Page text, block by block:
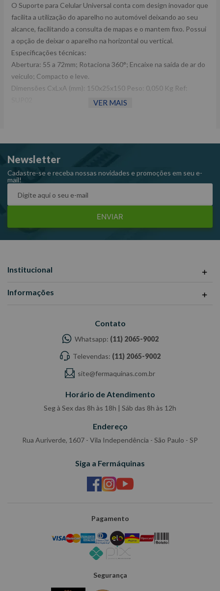
O Suporte para Celular Universal conta com design inovador que
facilita a utilização do aparelho no automóvel deixando ao seu
alcance, facilitando a consulta de mapas e o mantem fixo. Possui
a opção de deixar o aparelho na horizontal ou vertical.
Especificações técnicas:
Abertura: 55 a 72mm; Rotaciona 360°; Encaixe na saída de ar do
veiculo; Compacto e leve.
Dimensões CxLxA (mm): 150x25x150 Peso: 0,050 Kg Ref:
VER MAIS
Newsletter
Cadastre-se e receba nossas novidades e promoções em seu e-
mail!
ENVIAR
Institucional
Informações
Contato
Whatsapp: (11) 2065-9002
Televendas: (11) 2065-9002
site@fermaquinas.com.br
Horário de Atendimento
Seg à Sex das 8h às 18h | Sáb das 8h às 12h
Endereço
Rua Auriverde, 1607 - Vila Independência - São Paulo - SP
Siga a Fermáquinas
Pagamento
Segurança